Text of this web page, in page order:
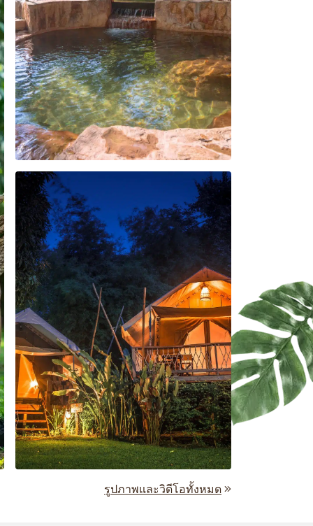
รูปภาพและวิดีโอทั้งหมด